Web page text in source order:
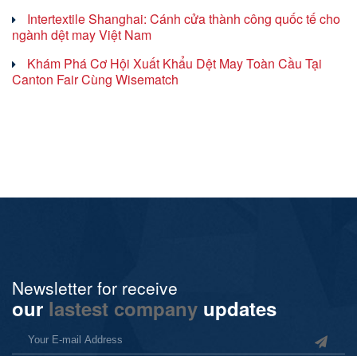
Intertextile Shanghai: Cánh cửa thành công quốc tế cho
ngành dệt may Việt Nam
Khám Phá Cơ Hội Xuất Khẩu Dệt May Toàn Cầu Tại
Canton Fair Cùng Wisematch
Newsletter for receive
our lastest company updates